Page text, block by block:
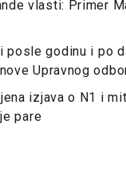
vlasti: Primer
posle godinu i po
Upravnog
izjava o N1 i
pare